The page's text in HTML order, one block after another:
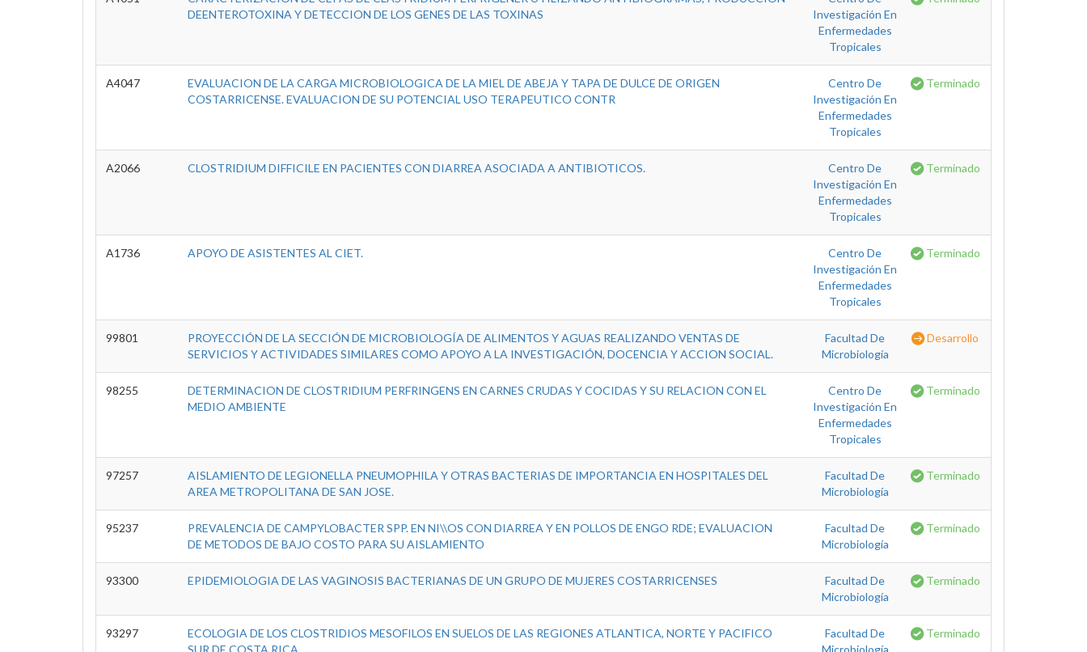
DEENTEROTOXINA Y DETECCION DE LOS GENES DE LAS TOXINAS
Investigación En
Enfermedades
Tropicales
A4047
EVALUACION DE LA CARGA MICROBIOLOGICA DE LA MIEL DE ABEJA Y TAPA DE DULCE DE ORIGEN
COSTARRICENSE. EVALUACION DE SU POTENCIAL USO TERAPEUTICO CONTR
Centro De
Investigación En
Enfermedades
Tropicales
Terminado
A2066 CLOSTRIDIUM DIFFICILE EN PACIENTES CON DIARREA ASOCIADA A ANTIBIOTICOS.
Centro De
Investigación En
Enfermedades
Tropicales
Terminado
A1736 APOYO DE ASISTENTES AL CIET.
Centro De
Investigación En
Enfermedades
Tropicales
Terminado
99801
PROYECCIÓN DE LA SECCIÓN DE MICROBIOLOGÍA DE ALIMENTOS Y AGUAS REALIZANDO VENTAS DE
SERVICIOS Y ACTIVIDADES SIMILARES COMO APOYO A LA INVESTIGACIÓN, DOCENCIA Y ACCION SOCIAL.
Facultad De
Microbiología
Desarrollo
98255
DETERMINACION DE CLOSTRIDIUM PERFRINGENS EN CARNES CRUDAS Y COCIDAS Y SU RELACION CON EL
MEDIO AMBIENTE
Centro De
Investigación En
Enfermedades
Tropicales
Terminado
97257
AISLAMIENTO DE LEGIONELLA PNEUMOPHILA Y OTRAS BACTERIAS DE IMPORTANCIA EN HOSPITALES DEL
AREA METROPOLITANA DE SAN JOSE.
Facultad De
Microbiología
Terminado
95237
PREVALENCIA DE CAMPYLOBACTER SPP. EN NI\\OS CON DIARREA Y EN POLLOS DE ENGO RDE; EVALUACION
DE METODOS DE BAJO COSTO PARA SU AISLAMIENTO
Facultad De
Microbiología
Terminado
93300 EPIDEMIOLOGIA DE LAS VAGINOSIS BACTERIANAS DE UN GRUPO DE MUJERES COSTARRICENSES
Facultad De
Microbiología
Terminado
93297
ECOLOGIA DE LOS CLOSTRIDIOS MESOFILOS EN SUELOS DE LAS REGIONES ATLANTICA, NORTE Y PACIFICO
SUR DE COSTA RICA
Facultad De
Microbiología
Terminado